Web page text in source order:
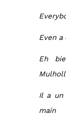
Even a
Eh
Il a un
main